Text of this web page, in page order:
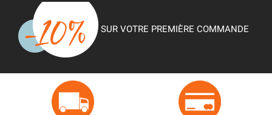
SUR VOTRE PREMIÈRE COMMANDE